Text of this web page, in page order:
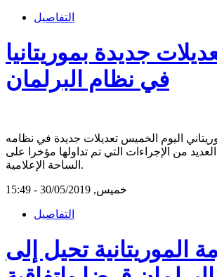
التفاصيل
جديدة بموريتانيا
في نظام البرلمان
اليوم الخميس تعديلات جديدة في نظامه
من الإجراءات التي تم تداولها مؤخرا على
الساحة الإعلامية.
خميس, 30/05/2019 - 15:49
التفاصيل
الموريتانية تحيل إلى